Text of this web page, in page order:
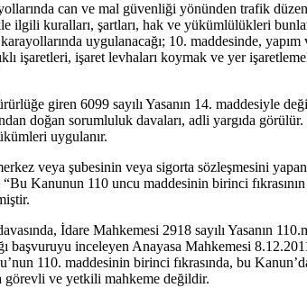
can ve mal güvenliği yönünden trafik
kuralları, şartları, hak ve yükümlülükleri
uygulanacağı; 10. maddesinde,
işaretleri, işaret levhaları koymak ve yer
giren 6099 sayılı Yasanın 14. maddesiyle
doğan sorumluluk davaları, adli yargıda
uygulanır.
veya şubesinin veya sigorta sözleşmesini
Kanunun 110 uncu maddesinin birinci
İdare Mahkemesi 2918 sayılı Yasanın
başvuruyu inceleyen Anayasa Mahkemesi
110. maddesinin birinci fıkrasında, bu
görevli ve yetkili mahkeme değildir.